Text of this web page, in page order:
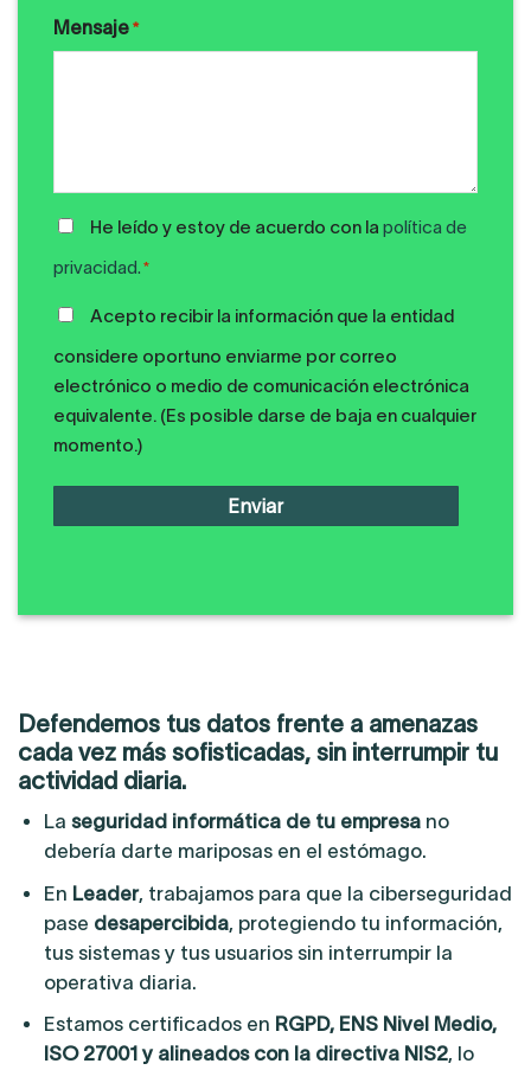
Defendemos tus datos frente a amenazas
cada vez más sofisticadas, sin interrumpir tu
actividad diaria.
La seguridad informática de tu empresano
debería darte mariposas en el estómago.
En Leader, trabajamos para que la ciberseguridad
pase desapercibida, protegiendo tu información,
tus sistemas y tus usuarios sin interrumpir la
operativa diaria.
Estamos certificados en RGPD, ENS Nivel Medio,
ISO 27001 y alineados con la directiva NIS2, lo
Mensaje *
POLÍTICA
PRIVACIDAD
*
He leído y estoy de acuerdo con la política de
privacidad. *
COMUNICACIONES
Acepto recibir la información que la entidad
considere oportuno enviarme por correo
electrónico o medio de comunicación electrónica
equivalente. (Es posible darse de baja en cualquier
momento.)